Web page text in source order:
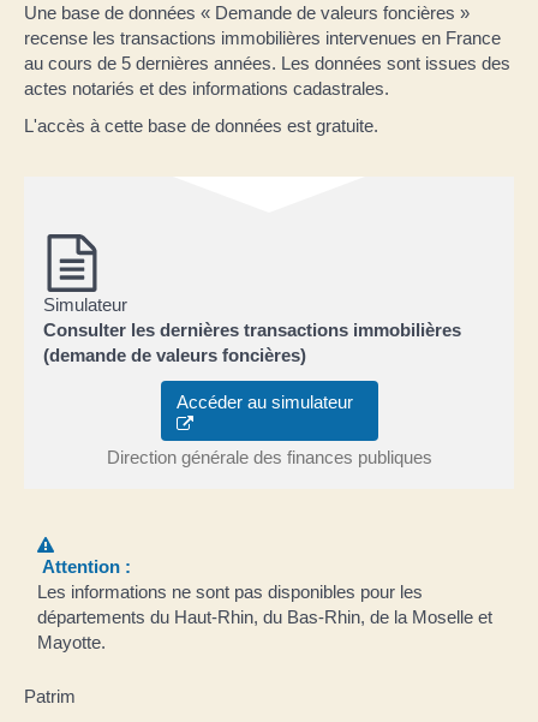
Une base de données « Demande de valeurs foncières »
recense les transactions immobilières intervenues en France
au cours de 5 dernières années. Les données sont issues des
actes notariés et des informations cadastrales.
L'accès à cette base de données est gratuite.
Simulateur
Consulter les dernières transactions immobilières
(demande de valeurs foncières)
Accéder au simulateur
Direction générale des finances publiques
Attention :
Les informations ne sont pas disponibles pour les
départements du Haut-Rhin, du Bas-Rhin, de la Moselle et
Mayotte.
Patrim